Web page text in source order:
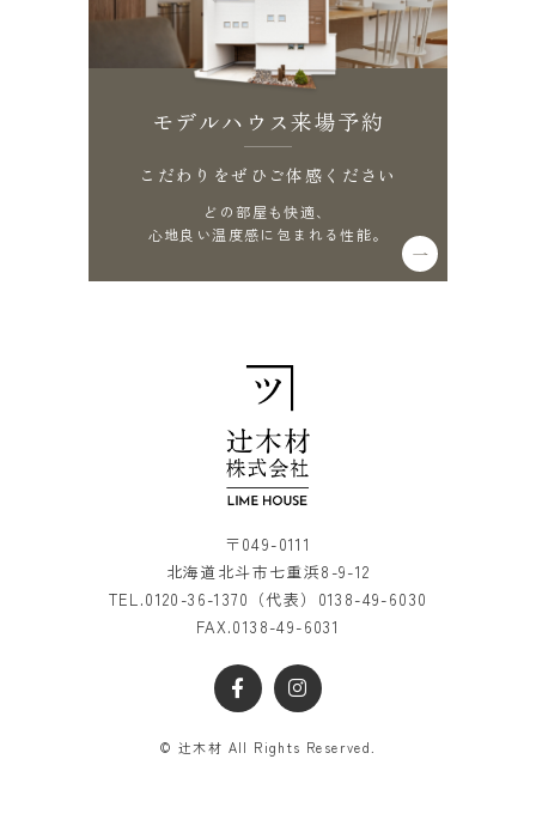
モデルハウス来場予約
こだわりをぜひご体感ください
どの部屋も快適、
心地良い温度感に包まれる性能。
〒049-0111
北海道北斗市七重浜8-9-12
TEL.0120-36-1370 （代表） 0138-49-6030
FAX.0138-49-6031
© 辻木材 All Rights Reserved.